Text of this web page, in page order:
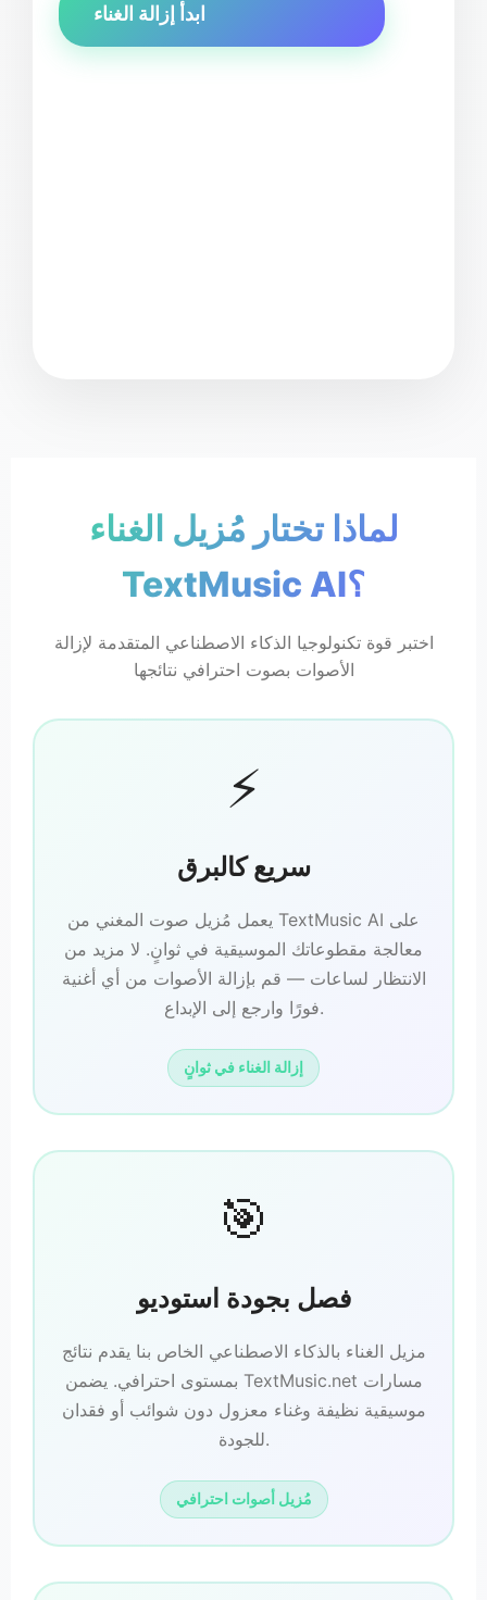
ابدأ إزالة الغناء
لماذا تختار مُزيل الغناء
TextMusic AI؟
اختبر قوة تكنولوجيا الذكاء الاصطناعي المتقدمة لإزالة
الأصوات بصوت احترافي نتائجها
⚡
سريع كالبرق
يعمل مُزيل صوت المغني من TextMusic AI على
معالجة مقطوعاتك الموسيقية في ثوانٍ. لا مزيد من
الانتظار لساعات — قم بإزالة الأصوات من أي أغنية
فورًا وارجع إلى الإبداع.
إزالة الغناء في ثوانٍ
🎯
فصل بجودة استوديو
مزيل الغناء بالذكاء الاصطناعي الخاص بنا يقدم نتائج
بمستوى احترافي. يضمن TextMusic.net مسارات
موسيقية نظيفة وغناء معزول دون شوائب أو فقدان
للجودة.
مُزيل أصوات احترافي